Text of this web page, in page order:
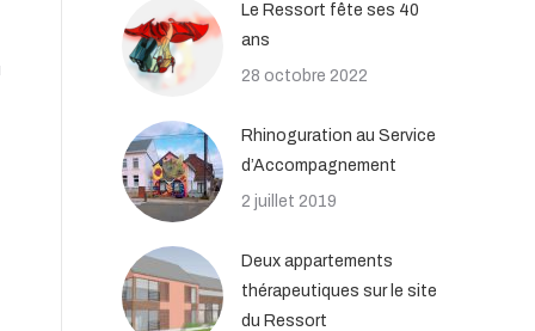
Le Ressort fête ses 40
ans
28 octobre 2022
Rhinoguration au Service
d’Accompagnement
2 juillet 2019
Deux appartements
thérapeutiques sur le site
du Ressort